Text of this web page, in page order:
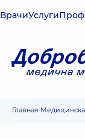
ВрачиУслуги
Главная